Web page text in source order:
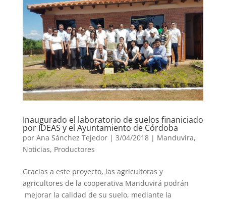
Inaugurado el laboratorio de suelos finaniciado
por IDEAS y el Ayuntamiento de Córdoba
por Ana Sánchez Tejedor| 3/04/2018 | Manduvira,
Noticias, Productores
Gracias a este proyecto, las agricultoras y
agricultores de la cooperativa Manduvirá podrán
mejorar la calidad de su suelo, mediante la